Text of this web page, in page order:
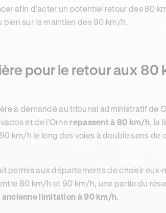
afin d’acter un potentiel retour des 80
bien sur le maintien des 90 km/h.
pour le retour aux 80
a demandé au tribunal administratif de
et de l’Orne repassent à 80 km/h, la
km/h le long des voies à double sens de
permis aux départements de choisir eux-
80 km/h et 90 km/h, une partie du
limitation à 90 km/h.